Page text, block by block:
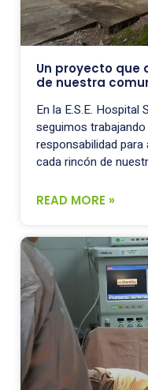
Un proyecto que
de nuestra
En la E.S.E. Hospital
seguimos
responsabilidad
cada rincón de
READ MORE »